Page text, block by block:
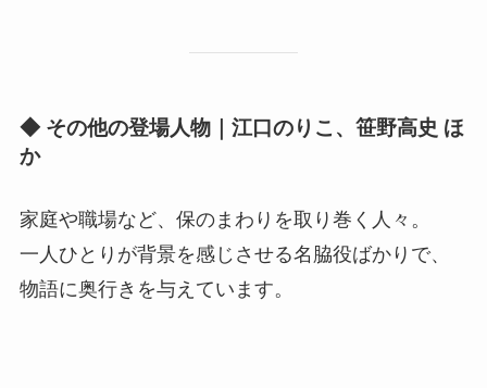
◆ その他の登場人物｜江口のりこ、笹野高史 ほ
か
家庭や職場など、保のまわりを取り巻く人々。
一人ひとりが背景を感じさせる名脇役ばかりで、
物語に奥行きを与えています。